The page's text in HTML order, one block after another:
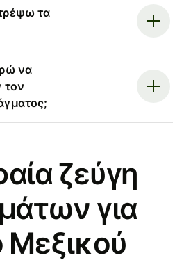
τα
να
τον
ζεύγη
για